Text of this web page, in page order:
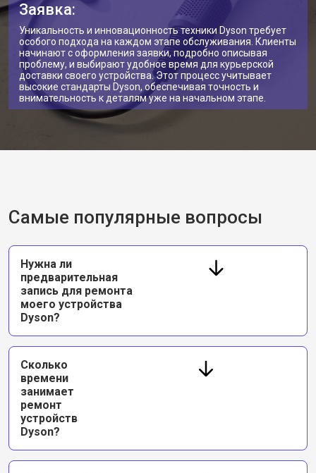
Заявка:
Уникальность и инновационность техники Dyson требует
особого подхода на каждом этапе обслуживания. Клиенты
начинают с оформления заявки, подробно описывая
проблему, и выбирают удобное время для курьерской
доставки своего устройства. Этот процесс учитывает
высокие стандарты Dyson, обеспечивая точность и
внимательность к деталям уже на начальном этапе.
Самые популярные вопросы
Нужна ли
предварительная
запись для ремонта
моего устройства
Dyson?
Сколько
времени
занимает
ремонт
устройств
Dyson?